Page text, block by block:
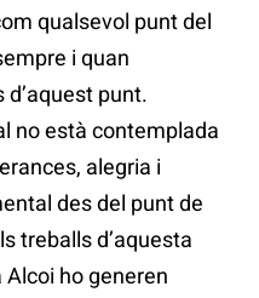
qualsevol punt del
i quan
punt.
no està contemplada
alegria i
des del punt de
treballs d’aquesta
Alcoi ho generen